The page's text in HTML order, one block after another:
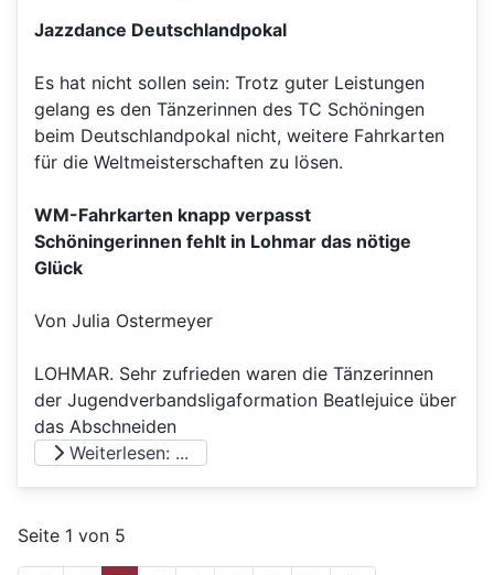
Jazzdance Deutschlandpokal
Es hat nicht sollen sein: Trotz guter Leistungen
gelang es den Tänzerinnen des TC Schöningen
beim Deutschlandpokal nicht, weitere Fahrkarten
für die Weltmeisterschaften zu lösen.
WM-Fahrkarten knapp verpasst
Schöningerinnen fehlt in Lohmar das nötige
Glück
Von Julia Ostermeyer
LOHMAR. Sehr zufrieden waren die Tänzerinnen
der Jugendverbandsligaformation Beatlejuice über
das Abschneiden
Weiterlesen: ...
Seite 1 von 5